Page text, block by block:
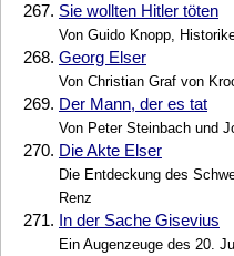
267. Sie wollten Hitler töten
Von Guido Knopp,
268. Georg Elser
Von Christian Graf von
269. Der Mann, der es tat
Von Peter Steinbach und
270. Die Akte Elser
Die Entdeckung des
Renz
271. In der Sache Gisevius
Ein Augenzeuge des 20.